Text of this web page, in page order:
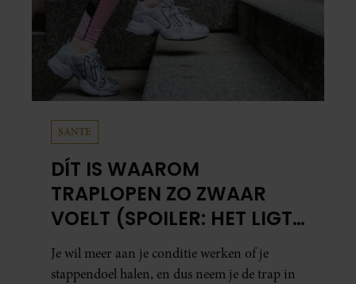
SANTE
DÍT IS WAAROM
TRAPLOPEN ZO ZWAAR
VOELT (SPOILER: HET LIGT
NIET AAN JE CONDITIE)
Je wil meer aan je conditie werken of je
stappendoel halen, en dus neem je de trap in